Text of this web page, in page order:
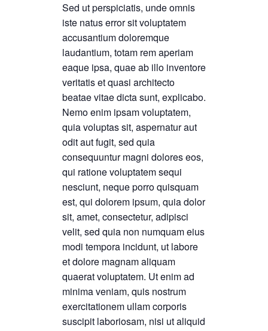
Sed ut perspiciatis, unde omnis
iste natus error sit voluptatem
accusantium doloremque
laudantium, totam rem aperiam
eaque ipsa, quae ab illo inventore
veritatis et quasi architecto
beatae vitae dicta sunt, explicabo.
Nemo enim ipsam voluptatem,
quia voluptas sit, aspernatur aut
odit aut fugit, sed quia
consequuntur magni dolores eos,
qui ratione voluptatem sequi
nesciunt, neque porro quisquam
est, qui dolorem ipsum, quia dolor
sit, amet, consectetur, adipisci
velit, sed quia non numquam eius
modi tempora incidunt, ut labore
et dolore magnam aliquam
quaerat voluptatem. Ut enim ad
minima veniam, quis nostrum
exercitationem ullam corporis
suscipit laboriosam, nisi ut aliquid